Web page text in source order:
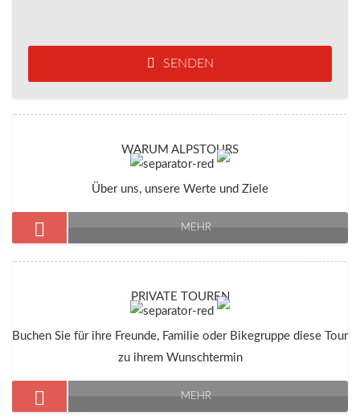
SENDEN
WARUM ALPSTOURS
Über uns, unsere Werte und Ziele
MEHR
PRIVATE TOUREN
Buchen Sie für ihre Freunde, Familie oder Bikegruppe diese Tour
zu ihrem Wunschtermin
MEHR